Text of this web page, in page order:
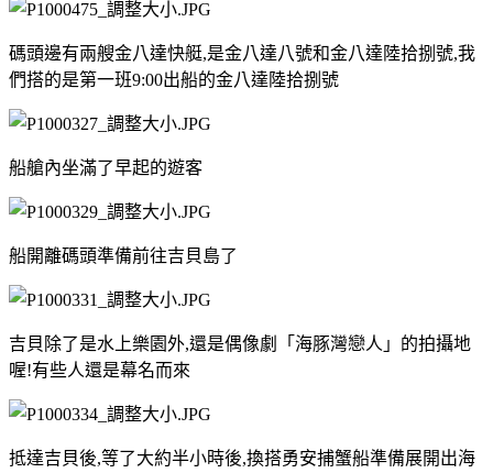
碼頭邊有兩艘金八達快艇,是金八達八號和金八達陸拾捌號,我
們搭的是第一班9:00出船的金八達陸拾捌號
船艙內坐滿了早起的遊客
船開離碼頭準備前往吉貝島了
吉貝除了是水上樂園外,還是偶像劇「海豚灣戀人」的拍攝地
喔!有些人還是幕名而來
抵達吉貝後,等了大約半小時後,換搭勇安捕蟹船準備展開出海